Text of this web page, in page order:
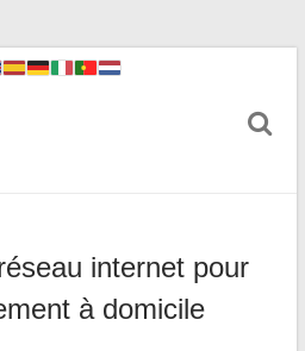
internet pour
à domicile